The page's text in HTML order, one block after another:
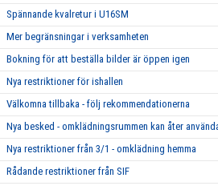
Spännande kvalretur i U16SM
Mer begränsningar i verksamheten
Bokning för att beställa bilder är öppen igen
Nya restriktioner för ishallen
Välkomna tillbaka - följ rekommendationerna
Nya besked - omklädningsrummen kan åter
Nya restriktioner från 3/1 - omklädning hemma
Rådande restriktioner från SIF